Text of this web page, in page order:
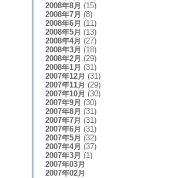
2008年8月 (15)
2008年7月 (8)
2008年6月 (11)
2008年5月 (13)
2008年4月 (27)
2008年3月 (18)
2008年2月 (29)
2008年1月 (31)
2007年12月 (31)
2007年11月 (29)
2007年10月 (30)
2007年9月 (30)
2007年8月 (31)
2007年7月 (31)
2007年6月 (31)
2007年5月 (32)
2007年4月 (37)
2007年3月 (1)
2007年03月
2007年02月